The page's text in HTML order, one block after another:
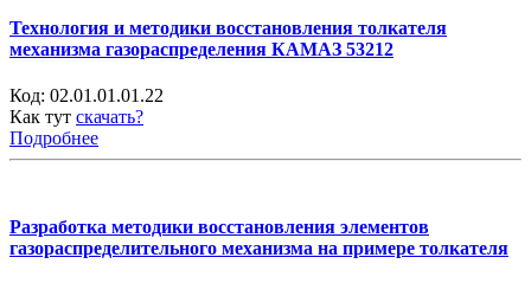
Технология и методики восстановления толкателя
механизма газораспределения КАМАЗ 53212
Код: 02.01.01.01.22
Как тут скачать?
Подробнее
Разработка методики восстановления элементов
газораспределительного механизма на примере толкателя